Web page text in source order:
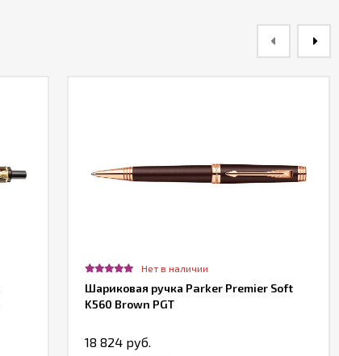
Нет в наличии
Шариковая ручка Parker Premier Soft
K560 Brown PGT
18 824 руб.